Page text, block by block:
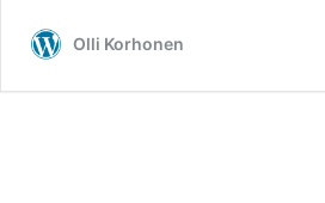
Olli Korhonen